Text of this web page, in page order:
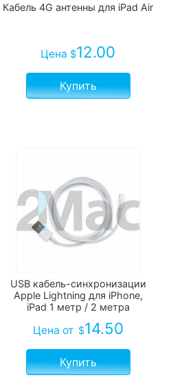
Кабель 4G антенны для iPad Air
Цена $12.00
Купить
USB кабель-синхронизации
Apple Lightning для iPhone,
iPad 1 метр / 2 метра
Цена от $14.50
Купить